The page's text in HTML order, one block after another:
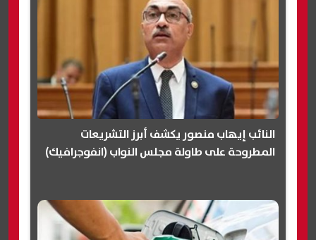
النائب إيهاب منصور يكشف أبرز التشريعات
المطروحة على طاولة مجلس النواب (انفوجرافيك)